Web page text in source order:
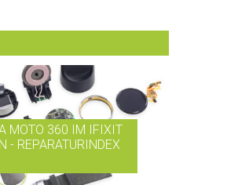
MOTO 360 IM IFIXIT
- REPARATURINDEX